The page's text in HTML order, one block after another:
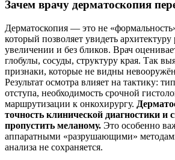
Зачем врачу дерматоскопия
Дерматоскопия — это не
который позволяет увидеть
увеличении и без бликов. Врач
глобулы, сосуды, структуру края. Так
признаки, которые не видны
Результат осмотра влияет на тактику:
отступа, необходимость срочной
маршрутизации к онкохирургу.
точность клинической диагностики и
пропустить меланому. Это особенно
аппаратными «разрушающими»
анализа не сохраняется.